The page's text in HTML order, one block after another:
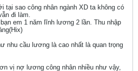
tại sao công nhân ngành XD ta không có
đi làm.
em 1 năm lĩnh lương 2 lần. Thu nhập
nhu cầu lương là cao nhất là quan trọng
vị nợ lương công nhân nhiều như vậy,